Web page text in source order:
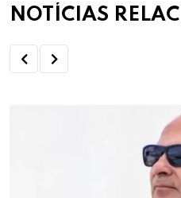
NOTÍCIAS